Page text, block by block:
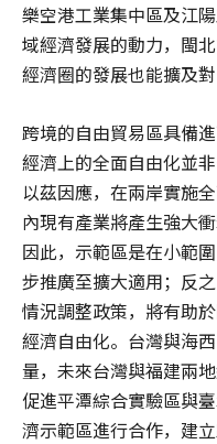
樂空港工業集中區及江
域經濟發展的動力，閩
經濟圈的發展也能擴及
跨境的自由貿易區具備
經濟上的全面自由化並
以茲因應，在兩岸實施
內現有產業將產生強大
因此，示範區是在小範
步推廣至擴大適用；反
情況調整政策，將有助
經濟自由化。台灣與海
量，未來台灣與福建兩
促進平潭綜合實驗區與
濟示範區進行合作，建